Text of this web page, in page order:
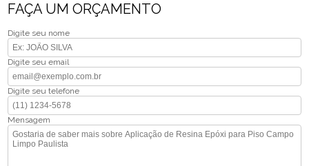
FAÇA UM ORÇAMENTO
Digite seu nome
Digite seu email
Digite seu telefone
Mensagem